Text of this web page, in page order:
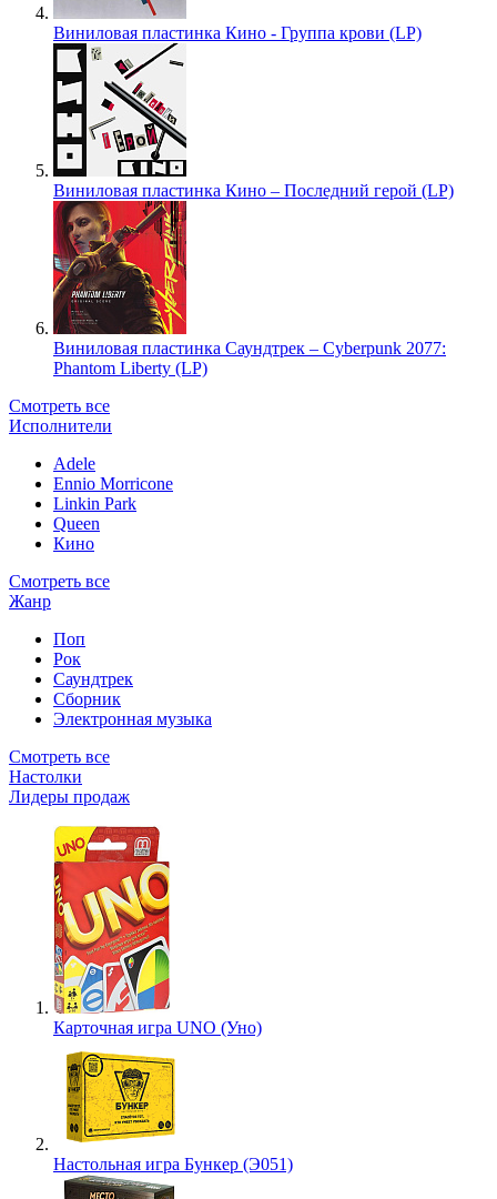
Виниловая пластинка Кино - Группа крови (LP)
Виниловая пластинка Кино – Последний герой (LP)
Виниловая пластинка Саундтрек – Cyberpunk 2077:
Phantom Liberty (LP)
Смотреть все
Исполнители
Adele
Ennio Morricone
Linkin Park
Queen
Кино
Смотреть все
Жанр
Поп
Рок
Саундтрек
Сборник
Электронная музыка
Смотреть все
Настолки
Лидеры продаж
Карточная игра UNO (Уно)
Настольная игра Бункер (Э051)